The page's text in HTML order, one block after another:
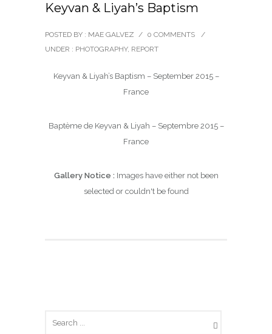
Keyvan & Liyah’s Baptism
POSTED BY : MAE GALVEZ / 0 COMMENTS
/
UNDER : PHOTOGRAPHY, REPORT
Keyvan & Liyah’s Baptism – September 2015 –
France
Baptème de Keyvan & Liyah – Septembre 2015 –
France
Gallery Notice : Images have either not been
selected or couldn't be found